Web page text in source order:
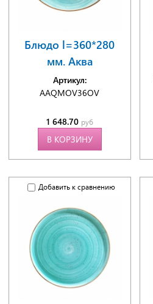
Блюдо l=360*280
мм. Аква
Артикул:
AAQMOV36OV
1 648.70 руб
В КОРЗИНУ
Добавить к сравнению